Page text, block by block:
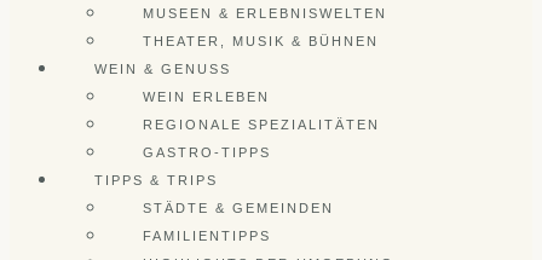
MUSEEN & ERLEBNISWELTEN
THEATER, MUSIK & BÜHNEN
WEIN & GENUSS
WEIN ERLEBEN
REGIONALE SPEZIALITÄTEN
GASTRO-TIPPS
TIPPS & TRIPS
STÄDTE & GEMEINDEN
FAMILIENTIPPS